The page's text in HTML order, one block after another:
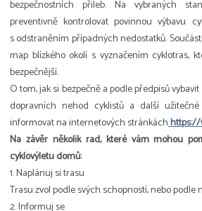
bezpečnostních přileb. Na vybraných
preventivně kontrolovat povinnou výbavu
s odstraněním případných nedostatků.
map blízkého okolí s vyznačením cyklotras,
bezpečnější.
O tom, jak si bezpečně a podle předpisů
dopravních nehod cyklistů a další
informovat na internetových stránkáchhttps://
Na závěr několik rad, které vám mohou
cyklovýletu domů:
1. Naplánuj si trasu
Trasu zvol podle svých schopností, nebo podle
2. Informuj se